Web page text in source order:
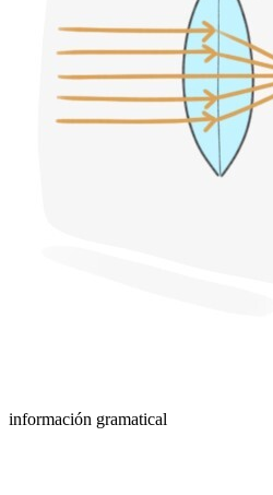
información gramatical